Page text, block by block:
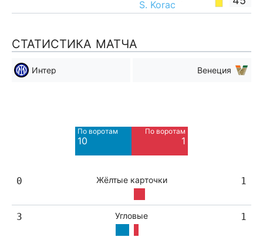
S. Korac
СТАТИСТИКА МАТЧА
Интер Венеция
По воротам
10
По воротам
1
0 Жёлтые карточки 1
3 Угловые 1